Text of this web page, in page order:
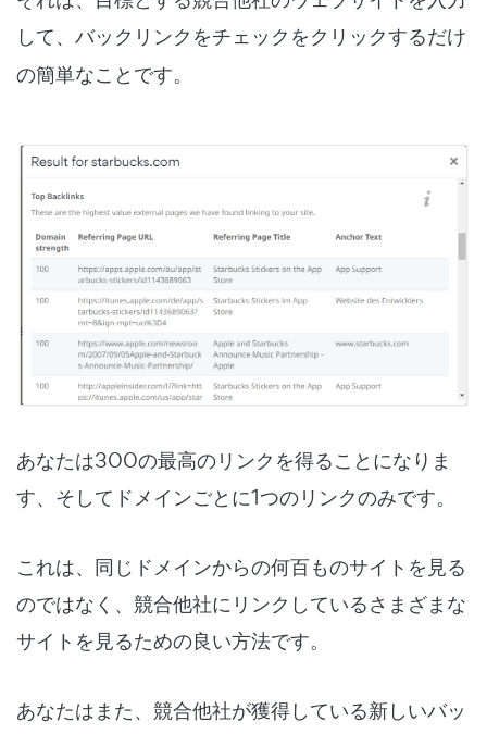
して、 バックリンクをチェックをクリックするだけ
の簡単なことです。
あなたは300の最高のリンクを得ることになりま
す、そしてドメインごとに1つのリンクのみです。
これは、同じドメインからの何百ものサイトを見る
のではなく、競合他社にリンクしているさまざまな
サイトを見るための良い方法です。
あなたはまた、競合他社が獲得している新しいバッ